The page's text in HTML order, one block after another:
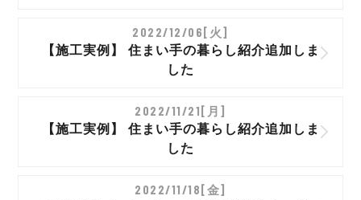
2022/12/06[火]
【施工実例】 住まい手の暮らし紹介追加しま
した
2022/11/21[月]
【施工実例】 住まい手の暮らし紹介追加しま
した
2022/11/18[金]